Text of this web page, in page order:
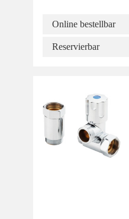
Online bestellbar
Reservierbar